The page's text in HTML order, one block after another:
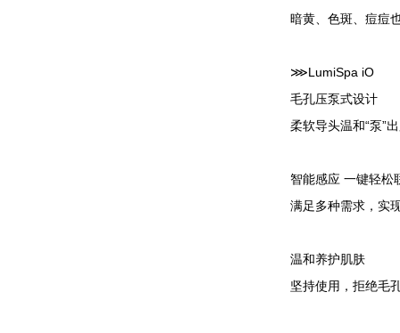
暗黄、色斑、痘痘
⋙LumiSpa iO
毛孔压泵式设计
柔软导头温和“泵”
智能感应 一键轻松
满足多种需求，实
温和养护肌肤
坚持使用，拒绝毛